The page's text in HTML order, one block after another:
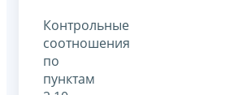
Контрольные
соотношения
по
пунктам